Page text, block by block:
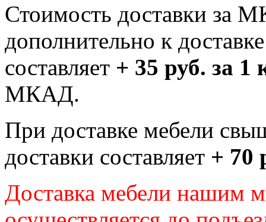
Стоимость доставки за
дополнительно к
составляет + 35 руб. за 1
МКАД.
При доставке мебели
доставки составляет + 70
Доставка мебели нашим